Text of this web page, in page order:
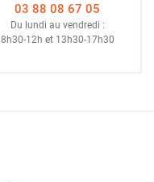
03 88 08 67 05
Du lundi au vendredi :
8h30-12h et 13h30-17h30